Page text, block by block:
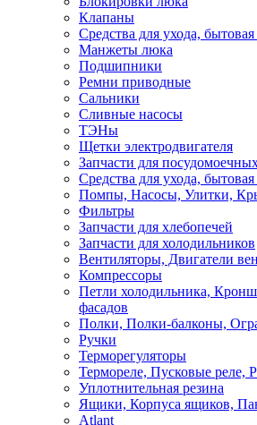
Клапаны
Средства для ухода,
Манжеты люка
Подшипники
Ремни приводные
Сальники
Сливные насосы
ТЭНы
Щетки электродвигателя
Запчасти для
Средства для ухода,
Помпы, Насосы, Улитки,
Фильтры
Запчасти для хлебопечей
Запчасти для холодильников
Вентиляторы, Двигатели
Компрессоры
Петли холодильника,
фасадов
Полки, Полки-балконы,
Ручки
Терморегуляторы
Термореле, Пусковые реле,
Уплотнительная резина
Ящики, Корпуса ящиков,
Atlant